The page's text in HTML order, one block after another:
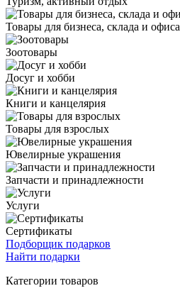
Товары для бизнеса, склада и офиса
Зоотовары
Досуг и хобби
Книги и канцелярия
Товары для взрослых
Ювелирные украшения
Запчасти и принадлежности
Услуги
Сертификаты
Подборщик подарков
Найти подарки
Категории товаров